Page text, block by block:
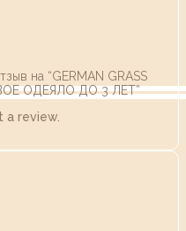
на “GERMAN GRASS
ОДЕЯЛО ДО 3 ЛЕТ”
a review.